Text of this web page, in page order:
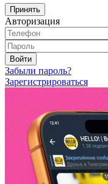
Принять
Авторизация
Войти
Забыли пароль?
Зарегистрироваться